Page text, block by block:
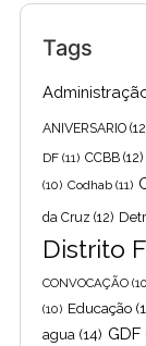
Tags
ANIVERSARIO
DF (11) CCBB (12)
(10) Codhab (11)
da Cruz (12)
Distrito
CONVOCAÇÃO
(10) Educação
agua (14) GDF